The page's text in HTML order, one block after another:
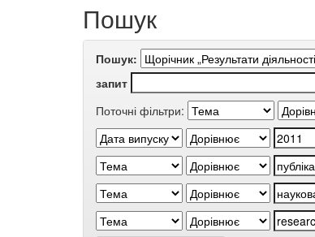
Пошук
Пошук:
запит
Поточні фільтри: